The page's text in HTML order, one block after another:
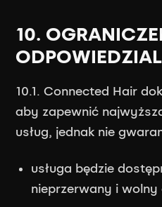
10.
10.1. Connected Hair
aby zapewnić
usług, jednak nie
usługa będzie
nieprzerwany i wolny